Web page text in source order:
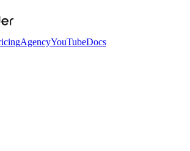
AgencyYouTubeDocs